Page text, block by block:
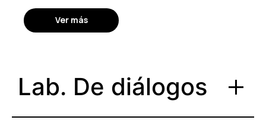
Ver más
Lab. De diálogos